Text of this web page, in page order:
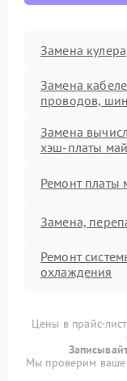
Замена кулера
Замена
проводов, шин
Замена
хэш-платы
Ремонт платы
Замена,
Ремонт
охлаждения
Настройка и
оптимизация
ASIC
Цены в прайс-
Мы проверим ваше